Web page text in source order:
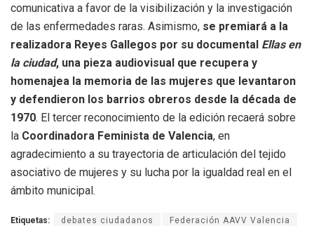
comunicativa a favor de la visibilización y la investigación
de las enfermedades raras. Asimismo, se premiará a la
realizadora Reyes Gallegos por su documental Ellas en
la ciudad, una pieza audiovisual que recupera y
homenajea la memoria de las mujeres que levantaron
y defendieron los barrios obreros desde la década de
1970. El tercer reconocimiento de la edición recaerá sobre
la Coordinadora Feminista de Valencia, en
agradecimiento a su trayectoria de articulación del tejido
asociativo de mujeres y su lucha por la igualdad real en el
ámbito municipal.
Etiquetas: debates ciudadanos Federación AAVV Valencia